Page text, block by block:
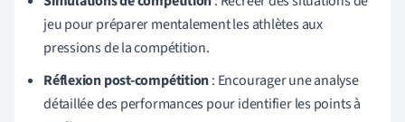
jeu pour préparer mentalement les athlètes aux
pressions de la compétition.
Réflexion post-compétition: Encourager une analyse
détaillée des performances pour identifier les points à